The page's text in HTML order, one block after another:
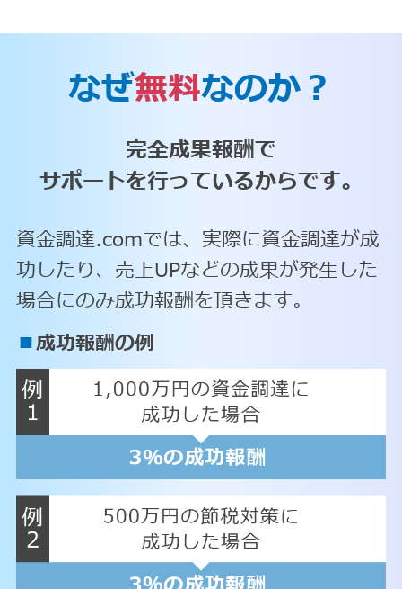
なぜ無料なのか？
完全成果報酬で
サポートを行っているからです。
資金調達.comでは、実際に資金調達が成
功したり、売上UPなどの成果が発生した
場合にのみ成功報酬を頂きます。
■成功報酬の例